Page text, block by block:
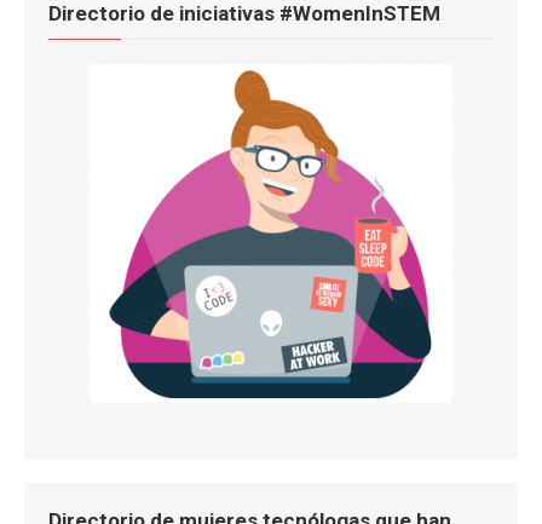
Directorio de iniciativas #WomenInSTEM